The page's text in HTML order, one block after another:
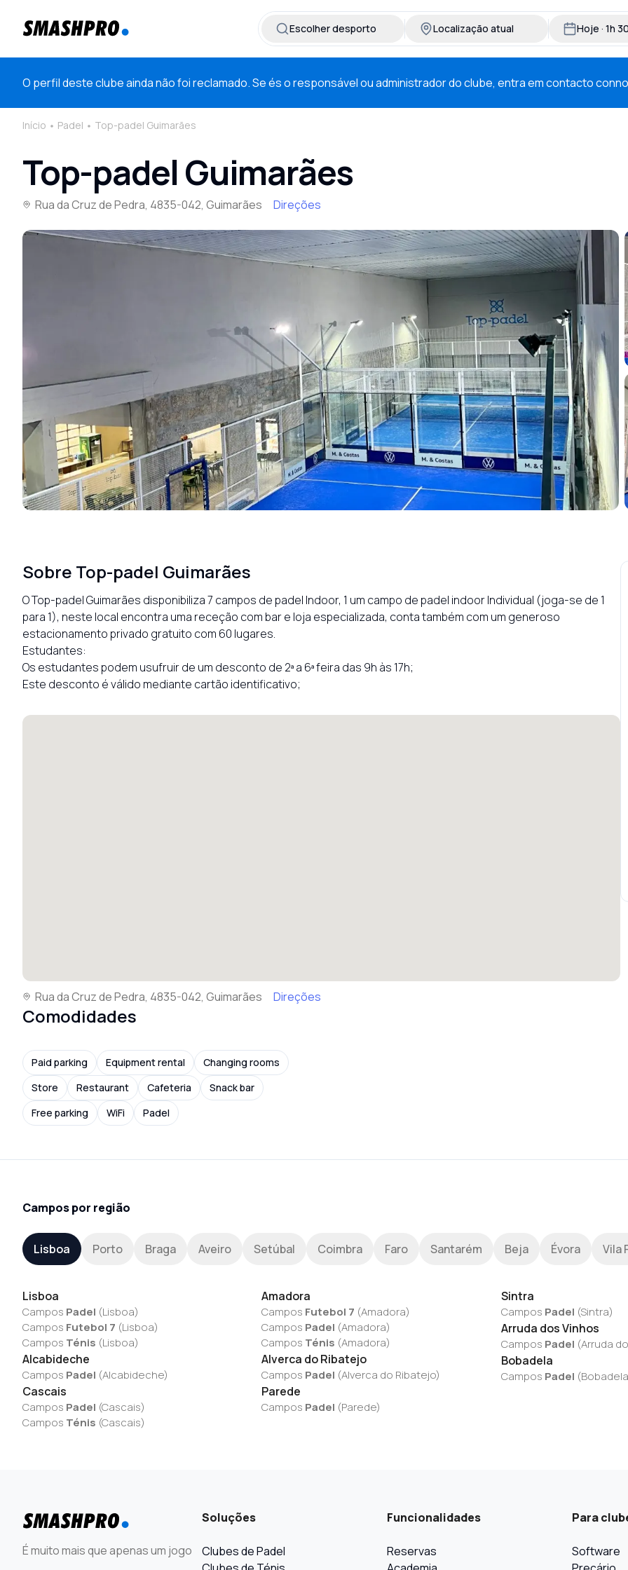
Escolher desporto Localização atual Hoje · 1h
O perfil deste clube ainda não foi reclamado. Se és o responsável ou administrador do clube, entra em contacto
Início Padel Top-padel Guimarães
Top-padel Guimarães
Rua da Cruz de Pedra, 4835-042, Guimarães Direções
Sobre Top-padel Guimarães
O Top-padel Guimarães disponibiliza 7 campos de padel Indoor, 1 um campo de padel indoor Individual (joga-se de 1
para 1), neste local encontra uma receção com bar e loja especializada, conta também com um generoso
estacionamento privado gratuito com 60 lugares.
Estudantes:
Os estudantes podem usufruir de um desconto de 2ª a 6ª feira das 9h às 17h;
Este desconto é válido mediante cartão identificativo;
Rua da Cruz de Pedra, 4835-042, Guimarães Direções
Comodidades
Paid parking Equipment rental
Changing rooms
Store
Restaurant Cafeteria
Snack bar
Free parking
WiFi Padel
Campos por região
Lisboa Porto Braga Aveiro Setúbal Coimbra Faro Santarém Beja Évora Vila
Lisboa
Campos Padel (Lisboa)
Campos Futebol 7 (Lisboa)
Campos Ténis (Lisboa)
Alcabideche
Campos Padel (Alcabideche)
Cascais
Campos Padel (Cascais)
Campos Ténis (Cascais)
Amadora
Campos Futebol 7 (Amadora)
Campos Padel (Amadora)
Campos Ténis (Amadora)
Alverca do Ribatejo
Campos Padel (Alverca do Ribatejo)
Parede
Campos Padel (Parede)
Sintra
Campos Padel (Sintra)
Arruda dos Vinhos
Campos Padel (Arruda
Bobadela
Campos Padel (Bobadela
É muito mais que apenas um jogo
Soluções
Clubes de Padel
Funcionalidades
Reservas
Para
Software